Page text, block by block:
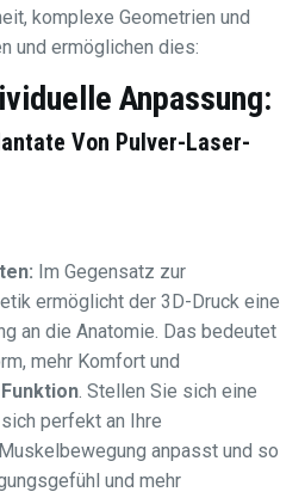
komplexe Geometrien und
und ermöglichen dies:
Anpassung:
Von Pulver-Laser-
Im Gegensatz zur
ermöglicht der 3D-Druck eine
an die Anatomie. Das bedeutet
mehr Komfort und
. Stellen Sie sich eine
perfekt an Ihre
anpasst und so
und mehr